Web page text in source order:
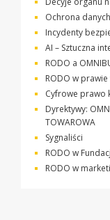
Ochrona
Incydenty
AI – Sztuczna
RODO a
RODO w
Cyfrowe prawo
Dyrektywy:
TOWAROWA
Sygnaliści
RODO w
RODO w